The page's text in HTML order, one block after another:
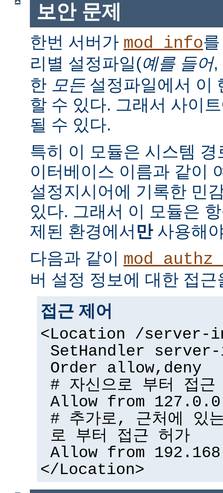
보안 문제
한번 서버가 mod_info
리별 설정파일(예를 들어,
한 모든설정파일에서 이
할 수 있다. 그래서 사이
될 수 있다.
특히 이 모듈은 시스템
이터베이스 이름과 같이
설정지시어에 기록한 민
있다. 그래서 이 모듈은
제된 환경에서 만사용해
다음과 같이
버 설정 정보에 대한 접
접근 제어
<Location /server-
SetHandler
Order allow,deny
# 자신으로 부터 접근
Allow from
# 추가로, 근처에 있
로 부터 접근 허가
Allow from
</Location>